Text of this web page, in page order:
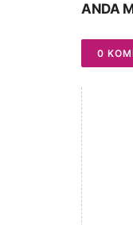
ANDA
0